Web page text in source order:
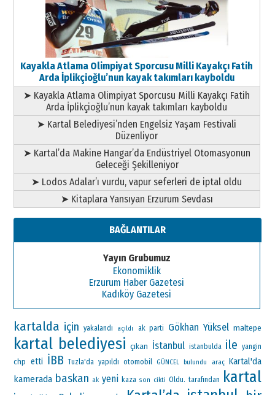
Kayakla Atlama Olimpiyat Sporcusu Milli Kayakçı Fatih
Arda İplikçioğlu’nun kayak takımları kayboldu
➤ Kayakla Atlama Olimpiyat Sporcusu Milli Kayakçı Fatih
Arda İplikçioğlu’nun kayak takımları kayboldu
➤ Kartal Belediyesi’nden Engelsiz Yaşam Festivali
Düzenliyor
➤ Kartal’da Makine Hangar’da Endüstriyel Otomasyonun
Geleceği Şekilleniyor
➤ Lodos Adalar’ı vurdu, vapur seferleri de iptal oldu
➤ Kitaplara Yansıyan Erzurum Sevdası
BAĞLANTILAR
Yayın Grubumuz
Ekonomiklik
Erzurum Haber Gazetesi
Kadıköy Gazetesi
kartalda için yakalandı açıldı ak parti Gökhan Yüksel maltepe
kartal belediyesi çıkan İstanbul istanbulda ile yangin
chp etti İBB Tuzla'da yapıldı otomobil GÜNCEL bulundu araç Kartal'da
kamerada baskan ak yeni kaza son cikti Oldu. tarafından kartal